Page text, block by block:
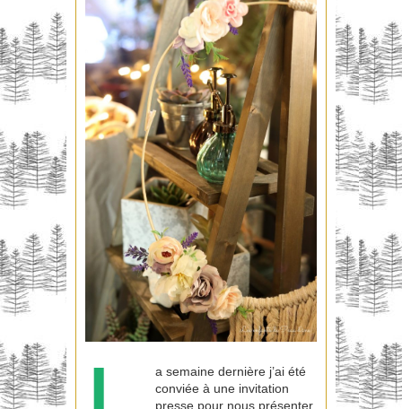
a semaine dernière j’ai été
conviée à une invitation
presse pour nous présenter